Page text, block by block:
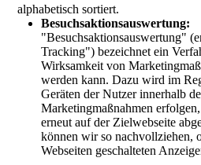
alphabetisch sortiert.
Besuchsaktionsauswertung:
"Besuchsaktionsauswertung"
Tracking") bezeichnet ein
Wirksamkeit von
werden kann. Dazu wird im
Geräten der Nutzer innerhalb
Marketingmaßnahmen
erneut auf der Zielwebseite
können wir so nachvollziehen,
Webseiten geschalteten